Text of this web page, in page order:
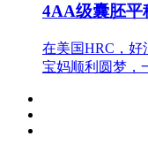
4AA级囊胚平
在美国HRC，好
宝妈顺利圆梦，